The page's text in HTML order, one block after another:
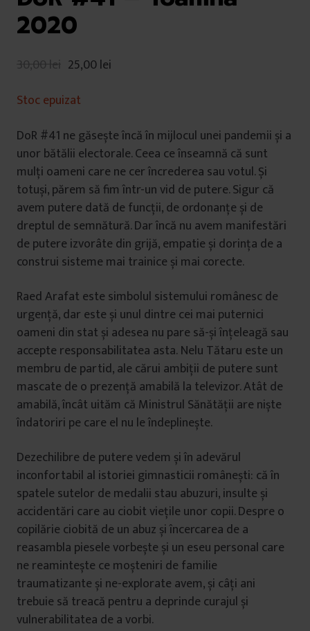
2020
30,00lei 25,00lei
Stoc epuizat
DoR #41 ne găsește încă în mijlocul unei pandemii și a
unor bătălii electorale. Ceea ce înseamnă că sunt
mulți oameni care ne cer încrederea sau votul. Și
totuși, părem să fim într-un vid de putere. Sigur că
avem putere dată de funcții, de ordonanțe și de
dreptul de semnătură. Dar încă nu avem manifestări
de putere izvorâte din grijă, empatie și dorința de a
construi sisteme mai trainice și mai corecte.
Raed Arafat este simbolul sistemului românesc de
urgență, dar este și unul dintre cei mai puternici
oameni din stat și adesea nu pare să-și înțeleagă sau
accepte responsabilitatea asta. Nelu Tătaru este un
membru de partid, ale cărui ambiții de putere sunt
mascate de o prezență amabilă la televizor. Atât de
amabilă, încât uităm că Ministrul Sănătății are niște
îndatoriri pe care el nu le îndeplinește.
Dezechilibre de putere vedem și în adevărul
inconfortabil al istoriei gimnasticii românești: că în
spatele sutelor de medalii stau abuzuri, insulte și
accidentări care au ciobit viețile unor copii. Despre o
copilărie ciobită de un abuz și încercarea de a
reasambla piesele vorbește și un eseu personal care
ne reamintește ce moșteniri de familie
traumatizante și ne-explorate avem, și câți ani
trebuie să treacă pentru a deprinde curajul și
vulnerabilitatea de a vorbi.